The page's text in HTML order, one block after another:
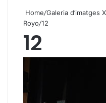
Home/Galeria d’imatges
Royo/12
12